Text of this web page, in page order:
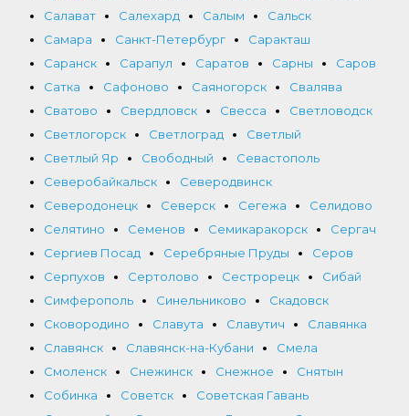
Салават
Салехард Салым
Сальск
Самара
Санкт-Петербург
Саракташ
Саранск
Сарапул Саратов Сарны
Саров
Сатка
Сафоново Саяногорск
Свалява
Сватово
Свердловск Свесса
Светловодск
Светлогорск
Светлоград
Светлый
Светлый Яр
Свободный
Севастополь
Северобайкальск
Северодвинск
Северодонецк
Северск Сегежа
Селидово
Селятино
Семенов Семикаракорск
Сергач
Сергиев Посад
Серебряные Пруды
Серов
Серпухов
Сертолово Сестрорецк
Сибай
Симферополь
Синельниково
Скадовск
Сковородино
Славута Славутич
Славянка
Славянск
Славянск-на-Кубани
Смела
Смоленск
Снежинск Снежное
Снятын
Собинка
Советск
Советская Гавань